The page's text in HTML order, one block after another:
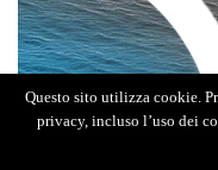
Questo sito utilizza cookie.
privacy, incluso l’uso dei